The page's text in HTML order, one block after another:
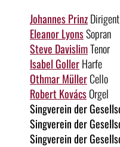
Johannes PrinzDirigent
Eleanor LyonsSopran
Steve DavislimTenor
Isabel GollerHarfe
Othmar MüllerCello
Robert KovácsOrgel
Singverein der
Singverein der
Singverein der